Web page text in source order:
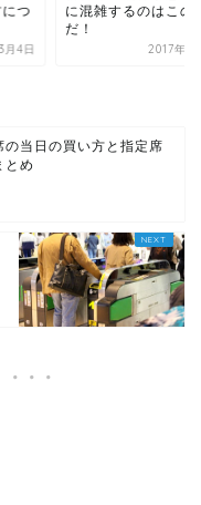
つ
月4日
に混雑するのはこの
だ！
2017年11
の当日の買い方と指定席
とめ